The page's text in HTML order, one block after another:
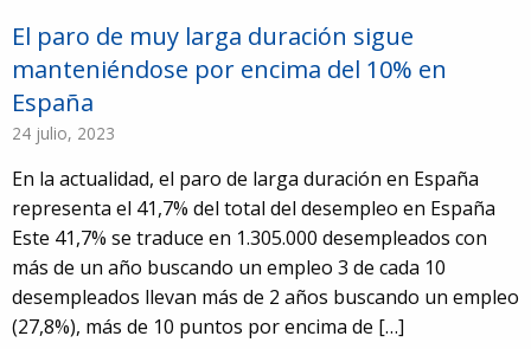
El paro de muy larga duración sigue
manteniéndose por encima del 10% en
España
24 julio, 2023
En la actualidad, el paro de larga duración en España
representa el 41,7% del total del desempleo en España
Este 41,7% se traduce en 1.305.000 desempleados con
más de un año buscando un empleo 3 de cada 10
desempleados llevan más de 2 años buscando un empleo
(27,8%), más de 10 puntos por encima de […]